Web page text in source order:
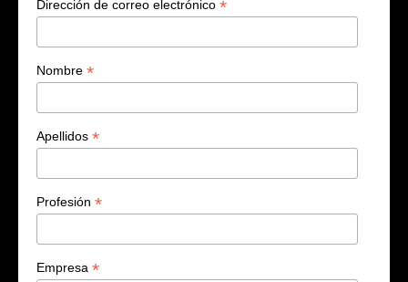
Dirección de correo electrónico *
Nombre *
Apellidos *
Profesión *
Empresa *